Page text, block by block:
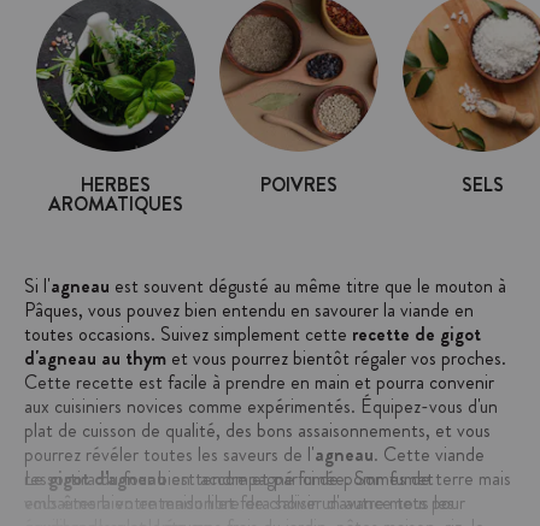
HERBES
AROMATIQUES
POIVRES SELS
Si l'agneau est souvent dégusté au même titre que le mouton à
Pâques, vous pouvez bien entendu en savourer la viande en
toutes occasions. Suivez simplement cette recette de gigot
d'agneau au thym et vous pourrez bientôt régaler vos proches.
Cette recette est facile à prendre en main et pourra convenir
aux cuisiniers novices comme expérimentés. Équipez-vous d'un
plat de cuisson de qualité, des bons assaisonnements, et vous
pourrez révéler toutes les saveurs de l'agneau. Cette viande
ressortira du four bien tendre et parfumée. Son fumet
embaumera votre maison et fera saliver d'avance tous les
Legigot d'agneauest accompagné ici de pommes de terre mais
vous êtes bien entendu libre de choisir un autre mets pour